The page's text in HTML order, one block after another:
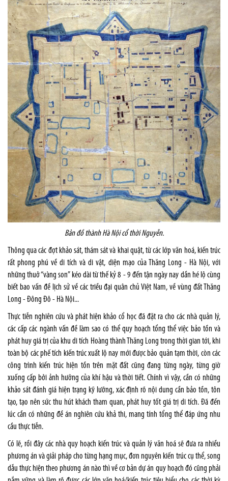
Bản đồ thành Hà Nội cổ thời Nguyễn.
Thông qua các đợt khảo sát, thám sát và khai quật, từ các lớp văn hoá, kiến trúc
rất phong phú về di tích và di vật, diện mạo của Thăng Long - Hà Nội, với
những thuở “vàng son” kéo dài từ thế kỷ 8 - 9 đến tận ngày nay dần hé lộ cùng
biết bao vấn đề lịch sử về các triều đại quân chủ Việt Nam, về vùng đất Thăng
Long - Đông Đô - Hà Nội...
Thực tiễn nghiên cứu và phát hiện khảo cổ học đã đặt ra cho các nhà quản lý,
các cấp các ngành vấn đề làm sao có thể quy hoạch tổng thể việc bảo tồn và
phát huy giá trị của khu di tích Hoàng thành Thăng Long trong thời gian tới, khi
toàn bộ các phế tích kiến trúc xuất lộ nay mới được bảo quản tạm thời, còn các
công trình kiến trúc hiện tồn trên mặt đất cũng đang từng ngày, từng giờ
xuống cấp bởi ảnh hưởng của khí hậu và thời tiết. Chính vì vậy, cần có những
khảo sát đánh giá hiện trạng kỹ lưỡng, xác định rõ nội dung cần bảo tồn, tôn
tạo, tạo nên sức thu hút khách tham quan, phát huy tốt giá trị di tích. Đã đến
lúc cần có những đề án nghiên cứu khả thi, mang tính tổng thể đáp ứng nhu
cầu thực tiễn.
Có lẽ, rồi đây các nhà quy hoạch kiến trúc và quản lý văn hoá sẽ đưa ra nhiều
phương án và giải pháp cho từng hạng mục, đơn nguyên kiến trúc cụ thể, song
dẫu thực hiện theo phương án nào thì về cơ bản dự án quy hoạch đó cũng phải